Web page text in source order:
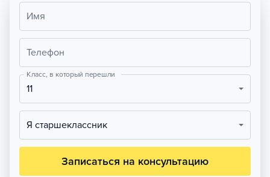
Имя
Телефон
Класс, в который перешли
11
Я старшеклассник
Записаться на консультацию